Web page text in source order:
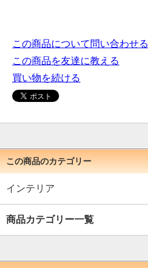
この商品について問い合わせる
この商品を友達に教える
買い物を続ける
この商品のカテゴリー
インテリア
商品カテゴリー一覧